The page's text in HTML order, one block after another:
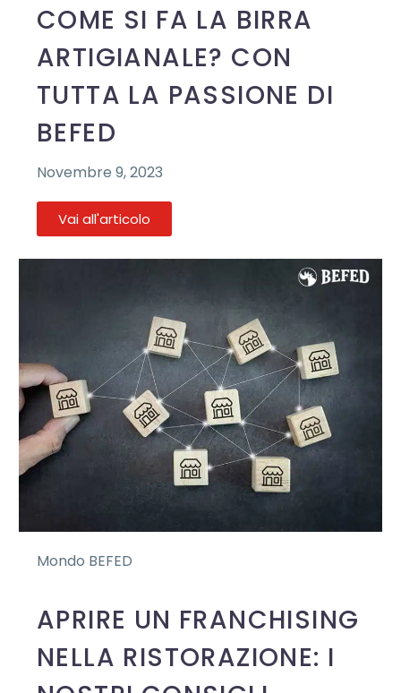
COME SI FA LA BIRRA
ARTIGIANALE? CON
TUTTA LA PASSIONE DI
BEFED
Novembre 9, 2023
Vai all'articolo
Mondo BEFED
APRIRE UN FRANCHISING
NELLA RISTORAZIONE: I